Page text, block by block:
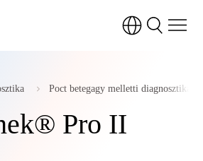
Poct betegagy melletti diagnosztika
Pro II